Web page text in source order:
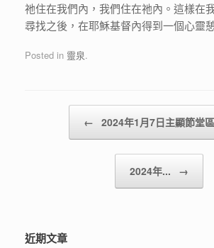
祂住在我們內，我們住在祂內。這樣在
尋找之後，在耶穌基督內得到一個心靈
Posted in 靈泉.
Post navigation
← 2024年1月7日主顯節堂
2024年... →
近期文章